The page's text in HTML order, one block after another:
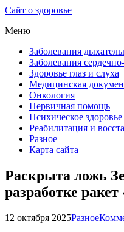
Сайт о здоровье
Меню
Заболевания
Заболевания
Здоровье глаз и слуха
Медицинская
Онкология
Первичная помощь
Психическое здоровье
Реабилитация и
Разное
Карта сайта
Раскрыта ложь
разработке
12 октября 2025Разное